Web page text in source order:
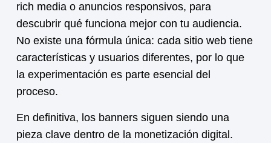
rich media o anuncios responsivos, para
descubrir qué funciona mejor con tu audiencia.
No existe una fórmula única: cada sitio web tiene
características y usuarios diferentes, por lo que
la experimentación es parte esencial del
proceso.
En definitiva, los banners siguen siendo una
pieza clave dentro de la monetización digital.